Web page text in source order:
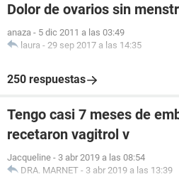
Dolor de ovarios sin
anaza - 5 dic 2011 a las 03:49
laura - 29 sep 2017 a las 14:35
250 respuestas
Tengo casi 7 meses de
recetaron vagitrol v
Jacqueline - 3 abr 2019 a las 08:54
DRA. MARNET - 3 abr 2019 a las 13:39